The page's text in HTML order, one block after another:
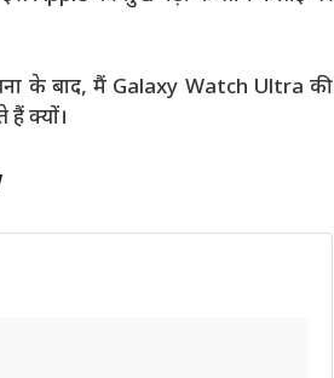
के बाद, मैं Galaxy Watch Ultra की
क्यों।